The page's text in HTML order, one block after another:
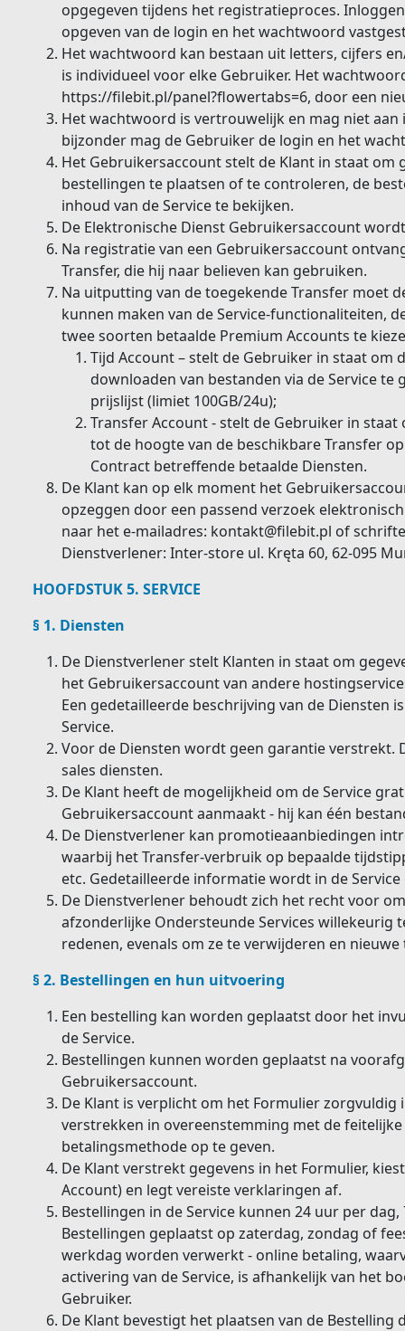
opgegeven tijdens het registratieproces.
opgeven van de login en het wachtwoord
Het wachtwoord kan bestaan uit letters, cijfers
is individueel voor elke Gebruiker. Het
https://filebit.pl/panel?flowertabs=6, door een
Het wachtwoord is vertrouwelijk en mag niet
bijzonder mag de Gebruiker de login en het
Het Gebruikersaccount stelt de Klant in staat om
bestellingen te plaatsen of te controleren, de
inhoud van de Service te bekijken.
De Elektronische Dienst Gebruikersaccount
Na registratie van een Gebruikersaccount
Transfer, die hij naar believen kan gebruiken.
Na uitputting van de toegekende Transfer moet
kunnen maken van de Service-functionaliteiten,
twee soorten betaalde Premium Accounts te
Tijd Account – stelt de Gebruiker in staat om
downloaden van bestanden via de Service
prijslijst (limiet 100GB/24u);
Transfer Account - stelt de Gebruiker in
tot de hoogte van de beschikbare Transfer
Contract betreffende betaalde Diensten.
De Klant kan op elk moment het
opzeggen door een passend verzoek
naar het e-mailadres: kontakt@filebit.pl of
Dienstverlener: Inter-store ul. Kręta 60, 62-095
HOOFDSTUK 5. SERVICE
§ 1. Diensten
De Dienstverlener stelt Klanten in staat om
het Gebruikersaccount van andere
Een gedetailleerde beschrijving van de Diensten
Service.
Voor de Diensten wordt geen garantie verstrekt.
sales diensten.
De Klant heeft de mogelijkheid om de Service
Gebruikersaccount aanmaakt - hij kan één
De Dienstverlener kan promotieaanbiedingen
waarbij het Transfer-verbruik op bepaalde
etc. Gedetailleerde informatie wordt in de
De Dienstverlener behoudt zich het recht voor
afzonderlijke Ondersteunde Services willekeurig
redenen, evenals om ze te verwijderen en
§ 2. Bestellingen en hun uitvoering
Een bestelling kan worden geplaatst door het
de Service.
Bestellingen kunnen worden geplaatst na
Gebruikersaccount.
De Klant is verplicht om het Formulier zorgvuldig
verstrekken in overeenstemming met de
betalingsmethode op te geven.
De Klant verstrekt gegevens in het Formulier,
Account) en legt vereiste verklaringen af.
Bestellingen in de Service kunnen 24 uur per
Bestellingen geplaatst op zaterdag, zondag of
werkdag worden verwerkt - online betaling,
activering van de Service, is afhankelijk van het
Gebruiker.
De Klant bevestigt het plaatsen van de Bestelling